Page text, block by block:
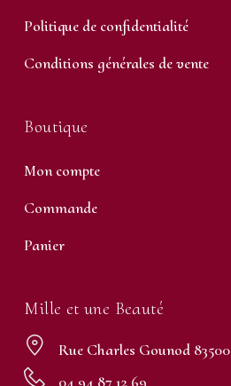
Politique de confidentialité
Conditions générales de vente
Boutique
Mon compte
Commande
Panier
Mille et une Beauté
Rue Charles Gounod
04 94 87 12 69